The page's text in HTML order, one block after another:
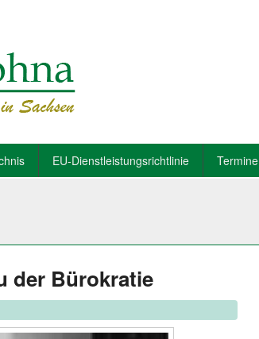
EU-Dienstleistungsrichtlinie Termine
der Bürokratie